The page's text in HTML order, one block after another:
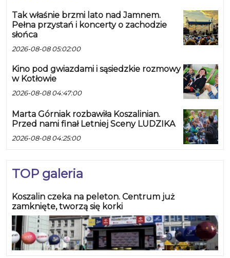
Tak właśnie brzmi lato nad Jamnem.
Pełna przystań i koncerty o zachodzie
słońca
2026-08-08 05:02:00
Kino pod gwiazdami i sąsiedzkie rozmowy
w Kotłowie
2026-08-08 04:47:00
Marta Górniak rozbawiła Koszalinian.
Przed nami finał Letniej Sceny LUDZIKA
2026-08-08 04:25:00
TOP galeria
Koszalin czeka na peleton. Centrum już
zamknięte, tworzą się korki